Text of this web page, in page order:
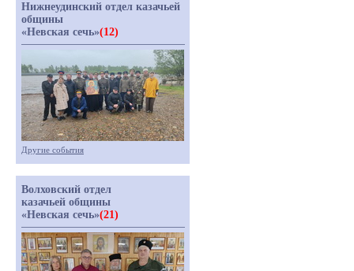
Нижнеудинский отдел казачьей
общины
«Невская сечь»(12)
Другие события
Волховский отдел
казачьей общины
«Невская сечь»(21)